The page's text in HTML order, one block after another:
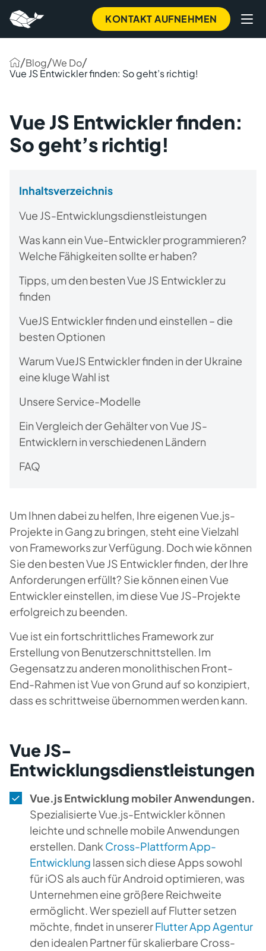
KONTAKT AUFNEHMEN
/Blog/We Do/
Vue JS Entwickler finden: So geht’s richtig!
Vue JS Entwickler finden:
So geht’s richtig!
Inhaltsverzeichnis
Vue JS-Entwicklungsdienstleistungen
Was kann ein Vue-Entwickler programmieren?
Welche Fähigkeiten sollte er haben?
Tipps, um den besten Vue JS Entwickler zu
finden
VueJS Entwickler finden und einstellen – die
besten Optionen
Warum VueJS Entwickler finden in der Ukraine
eine kluge Wahl ist
Unsere Service-Modelle
Ein Vergleich der Gehälter von Vue JS-
Entwicklern in verschiedenen Ländern
FAQ
Um Ihnen dabei zu helfen, Ihre eigenen Vue.js-
Projekte in Gang zu bringen, steht eine Vielzahl
von Frameworks zur Verfügung. Doch wie können
Sie den besten Vue JS Entwickler finden, der Ihre
Anforderungen erfüllt? Sie können einen Vue
Entwickler einstellen, im diese Vue JS-Projekte
erfolgreich zu beenden.
Vue ist ein fortschrittliches Framework zur
Erstellung von Benutzerschnittstellen. Im
Gegensatz zu anderen monolithischen Front-
End-Rahmen ist Vue von Grund auf so konzipiert,
dass es schrittweise übernommen werden kann.
Vue JS-
Entwicklungsdienstleistungen
Vue.js Entwicklung mobiler Anwendungen.
Spezialisierte Vue.js-Entwickler können
leichte und schnelle mobile Anwendungen
erstellen. Dank Cross-Plattform App-
Entwicklung lassen sich diese Apps sowohl
für iOS als auch für Android optimieren, was
Unternehmen eine größere Reichweite
ermöglicht. Wer speziell auf Flutter setzen
möchte, findet in unsererFlutter App Agentur
den idealen Partner für skalierbare Cross-